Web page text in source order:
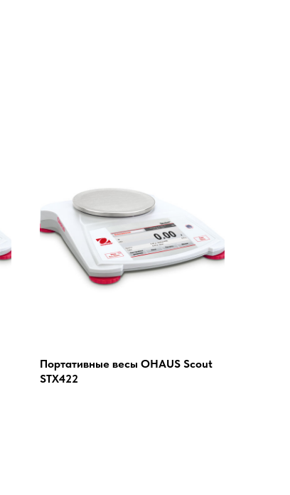
Портативные весы OHAUS Scout
STX422